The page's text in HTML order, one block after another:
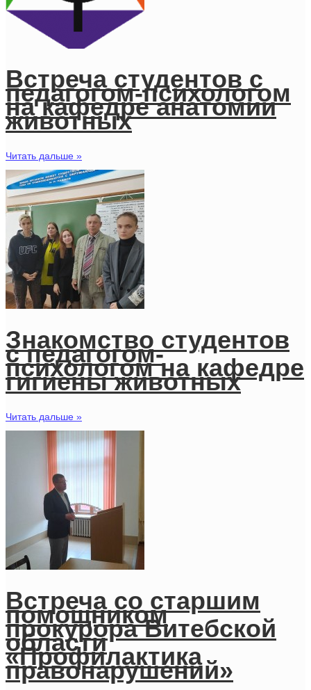
Встреча студентов с
педагогом-психологом
на кафедре анатомии
животных
Читать дальше »
Знакомство студентов
с педагогом-
психологом на кафедре
гигиены животных
Читать дальше »
Встреча со старшим
помощником
прокурора Витебской
области
«Профилактика
правонарушений»